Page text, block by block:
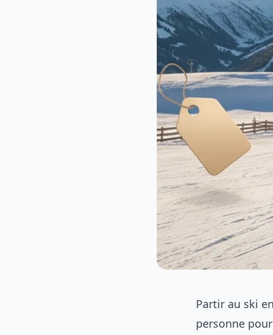
Partir au ski
personne